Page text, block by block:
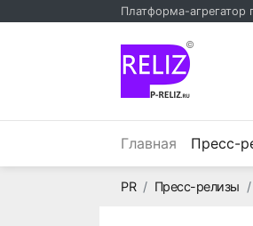
Платформа-агрегатор
©
Главная Пресс-
PRГлавная
Пресс-релизы